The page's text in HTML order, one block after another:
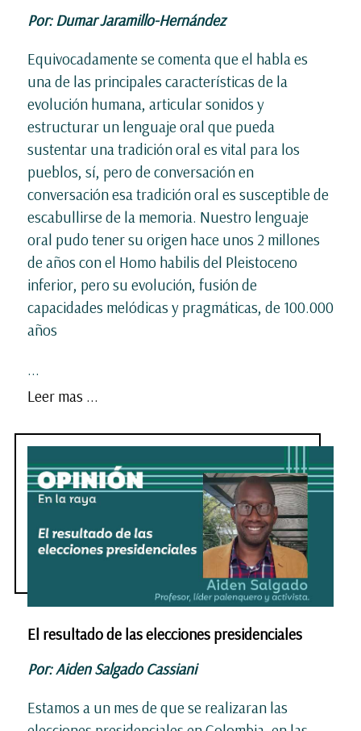
Por: Dumar Jaramillo-Hernández
Equivocadamente se comenta que el habla es
una de las principales características de la
evolución humana, articular sonidos y
estructurar un lenguaje oral que pueda
sustentar una tradición oral es vital para los
pueblos, sí, pero de conversación en
conversación esa tradición oral es susceptible de
escabullirse de la memoria. Nuestro lenguaje
oral pudo tener su origen hace unos 2 millones
de años con el Homo habilis del Pleistoceno
inferior, pero su evolución, fusión de
capacidades melódicas y pragmáticas, de 100.000
años
...
Leer mas ...
El resultado de las elecciones presidenciales
Por: Aiden Salgado Cassiani
Estamos a un mes de que se realizaran las